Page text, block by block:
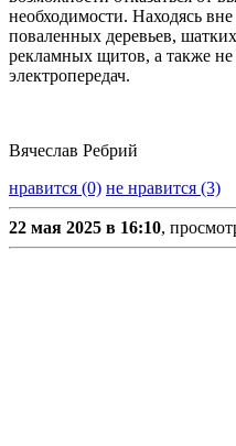
необходимости. Находясь
поваленных деревьев,
рекламных щитов, а также
электропередач.
Вячеслав Ребрий
нравится (0) не нравится (3)
22 мая 2025 в 16:10,